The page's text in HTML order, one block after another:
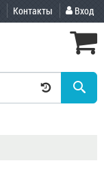
Контакты Вход